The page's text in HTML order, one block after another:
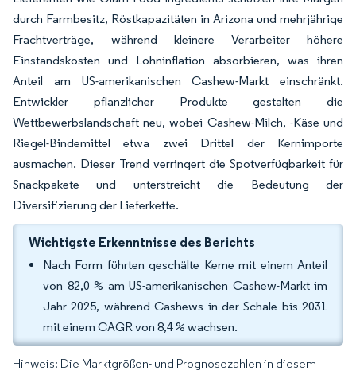
durch Farmbesitz, Röstkapazitäten in Arizona und mehrjährige
Frachtverträge, während kleinere Verarbeiter höhere
Einstandskosten und Lohninflation absorbieren, was ihren
Anteil am US-amerikanischen Cashew-Markt einschränkt.
Entwickler pflanzlicher Produkte gestalten die
Wettbewerbslandschaft neu, wobei Cashew-Milch, -Käse und
Riegel-Bindemittel etwa zwei Drittel der Kernimporte
ausmachen. Dieser Trend verringert die Spotverfügbarkeit für
Snackpakete und unterstreicht die Bedeutung der
Diversifizierung der Lieferkette.
Wichtigste Erkenntnisse des Berichts
Nach Form führten geschälte Kerne mit einem Anteil
von 82,0 % am US-amerikanischen Cashew-Markt im
Jahr 2025, während Cashews in der Schale bis 2031
mit einem CAGR von 8,4 % wachsen.
Hinweis: Die Marktgrößen- und Prognosezahlen in diesem